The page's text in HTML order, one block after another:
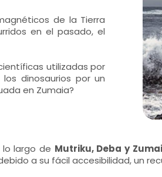
de la Tierra
en el pasado, el
utilizadas por
dinosaurios por un
en Zumaia?
largo de Mutriku, Deba y
a su fácil accesibilidad, un